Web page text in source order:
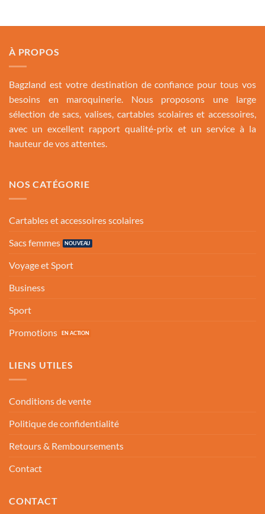
À PROPOS
Bagzland est votre destination de confiance pour tous vos
besoins en maroquinerie. Nous proposons une large
sélection de sacs, valises, cartables scolaires et accessoires,
avec un excellent rapport qualité-prix et un service à la
hauteur de vos attentes.
NOS CATÉGORIE
Cartables et accessoires scolaires
Sacs femmes
Voyage et Sport
Business
Sport
Promotions
LIENS UTILES
Conditions de vente
Politique de confidentialité
Retours & Remboursements
Contact
CONTACT